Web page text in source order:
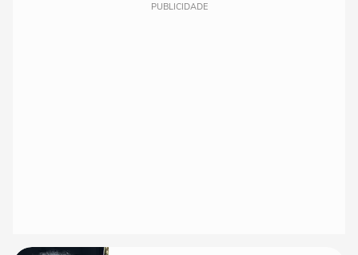
PUBLICIDADE